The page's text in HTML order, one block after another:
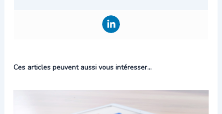
Ces articles peuvent aussi vous intéresser...